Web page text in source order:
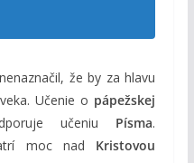
že by za hlavu
Učenie o pápežskej
učeniu Písma.
moc nad Kristovou